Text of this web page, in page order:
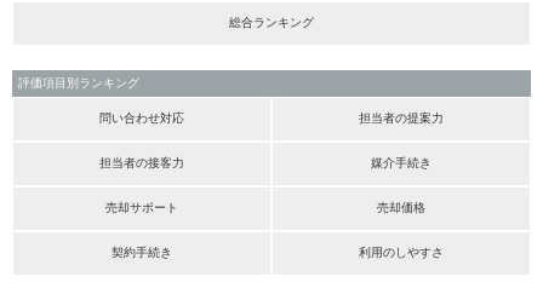
総合ランキング
評価項目別ランキング
問い合わせ対応 担当者の提案力
担当者の接客力 媒介手続き
売却サポート 売却価格
契約手続き 利用のしやすさ